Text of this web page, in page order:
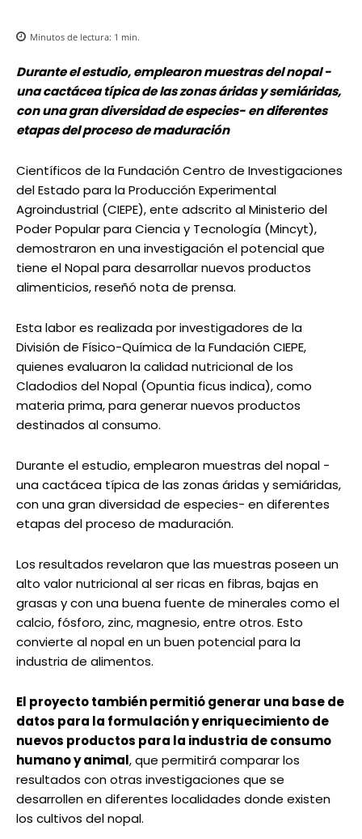
Minutos de lectura: 1 min.
Durante el estudio, emplearon muestras del nopal -
una cactácea típica de las zonas áridas y semiáridas,
con una gran diversidad de especies- en diferentes
etapas del proceso de maduración
Científicos de la Fundación Centro de Investigaciones
del Estado para la Producción Experimental
Agroindustrial (CIEPE), ente adscrito al Ministerio del
Poder Popular para Ciencia y Tecnología (Mincyt),
demostraron en una investigación el potencial que
tiene el Nopal para desarrollar nuevos productos
alimenticios, reseñó nota de prensa.
Esta labor es realizada por investigadores de la
División de Físico-Química de la Fundación CIEPE,
quienes evaluaron la calidad nutricional de los
Cladodios del Nopal (Opuntia ficus indica), como
materia prima, para generar nuevos productos
destinados al consumo.
Durante el estudio, emplearon muestras del nopal -
una cactácea típica de las zonas áridas y semiáridas,
con una gran diversidad de especies- en diferentes
etapas del proceso de maduración.
Los resultados revelaron que las muestras poseen un
alto valor nutricional al ser ricas en fibras, bajas en
grasas y con una buena fuente de minerales como el
calcio, fósforo, zinc, magnesio, entre otros. Esto
convierte al nopal en un buen potencial para la
industria de alimentos.
El proyecto también permitió generar una base de
datos para la formulación y enriquecimiento de
nuevos productos para la industria de consumo
humano y animal, que permitirá comparar los
resultados con otras investigaciones que se
desarrollen en diferentes localidades donde existen
los cultivos del nopal.